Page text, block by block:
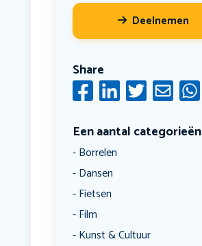
Deelnemen
Share
Een aantal categorieën
Borrelen
Dansen
Fietsen
Film
Kunst & Cultuur